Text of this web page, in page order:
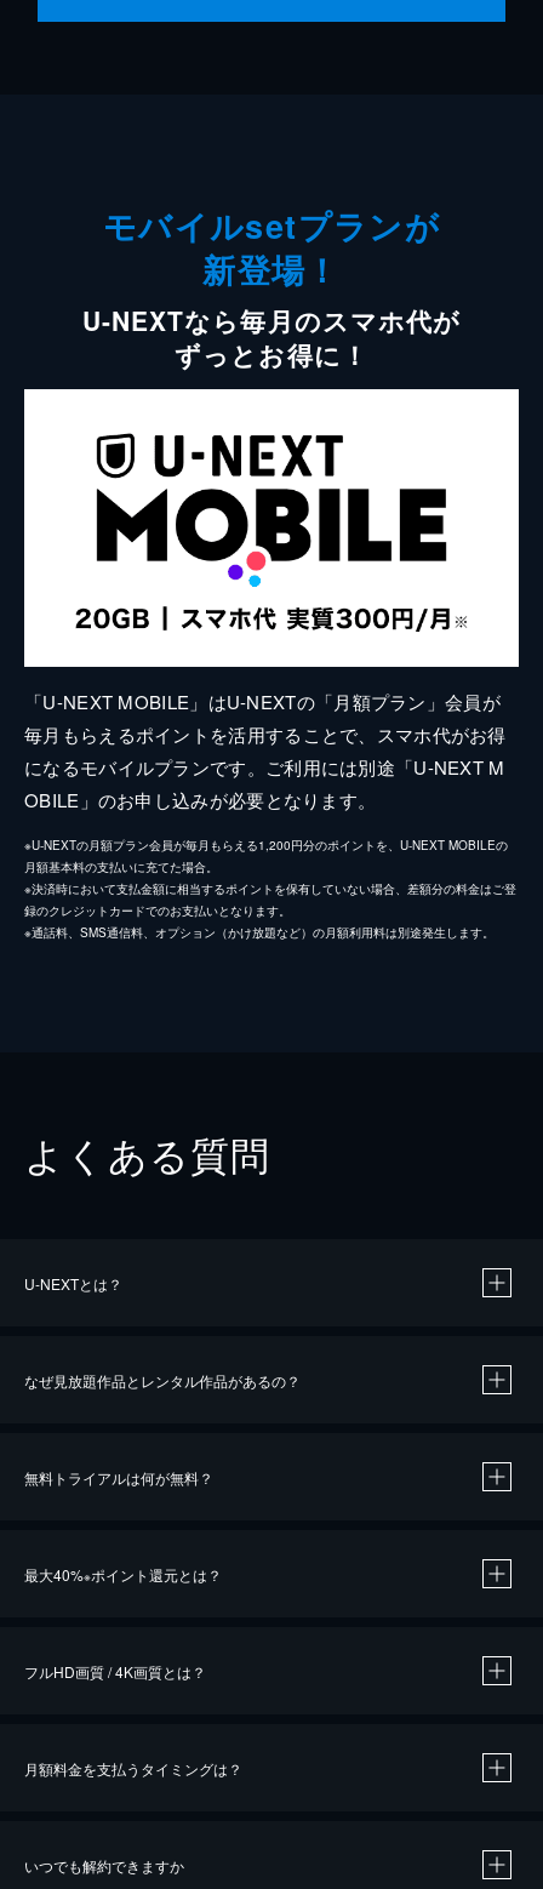
モバイルsetプランが
新登場！
U-NEXTなら毎月のスマホ代が
ずっとお得に！
「U-NEXT MOBILE」はU-NEXTの「月額プラン」会員が
毎月もらえるポイントを活用することで、スマホ代がお得
になるモバイルプランです。ご利用には別途「U-NEXT M
OBILE」のお申し込みが必要となります。
※U-NEXTの月額プラン会員が毎月もらえる1,200円分のポイントを、U-NEXT MOBILEの
月額基本料の支払いに充てた場合。
※決済時において支払金額に相当するポイントを保有していない場合、差額分の料金はご登
録のクレジットカードでのお支払いとなります。
※通話料、SMS通信料、オプション（かけ放題など）の月額利用料は別途発生します。
よくある質問
U-NEXTとは？
なぜ見放題作品とレンタル作品があるの？
無料トライアルは何が無料？
最大40%※ポイント還元とは？
※40％ポイント還元の対象は、クレジットカード決済による作品の購入 / レンタルです。
フルHD画質 / 4K画質とは？
月額料金を支払うタイミングは？
いつでも解約できますか